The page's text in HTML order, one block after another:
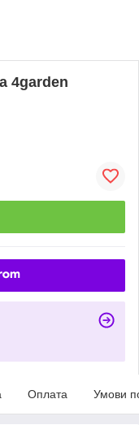
4garden
Оплата Умови